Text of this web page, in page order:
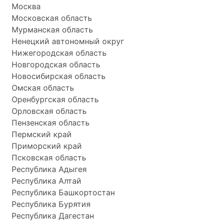
Москва
Московская область
Мурманская область
Ненецкий автономный округ
Нижегородская область
Новгородская область
Новосибирская область
Омская область
Оренбургская область
Орловская область
Пензенская область
Пермский край
Приморский край
Псковская область
Республика Адыгея
Республика Алтай
Республика Башкортостан
Республика Бурятия
Республика Дагестан